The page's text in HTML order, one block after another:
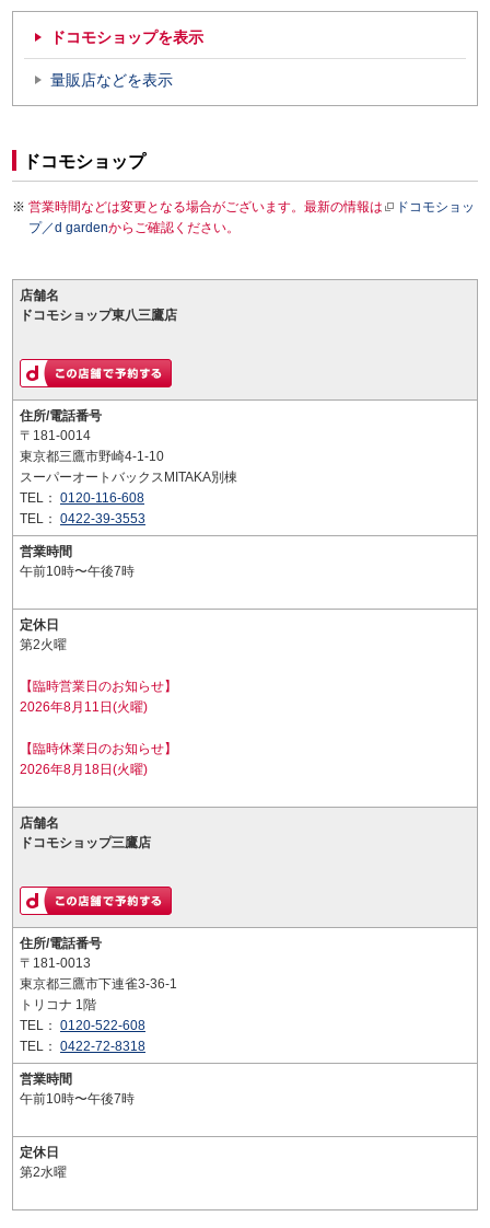
ドコモショップを表示
量販店などを表示
ドコモショップ
営業時間などは変更となる場合がございます。最新の情報は
ドコモショッ
プ／d gardenからご確認ください。
店舗名
ドコモショップ東八三鷹店
住所/電話番号
〒181-0014
東京都三鷹市野崎4-1-10
スーパーオートバックスMITAKA別棟
TEL： 0120-116-608
TEL： 0422-39-3553
営業時間
午前10時〜午後7時
定休日
第2火曜
【臨時営業日のお知らせ】
2026年8月11日(火曜)
【臨時休業日のお知らせ】
2026年8月18日(火曜)
店舗名
ドコモショップ三鷹店
住所/電話番号
〒181-0013
東京都三鷹市下連雀3-36-1
トリコナ 1階
TEL： 0120-522-608
TEL： 0422-72-8318
営業時間
午前10時〜午後7時
定休日
第2水曜